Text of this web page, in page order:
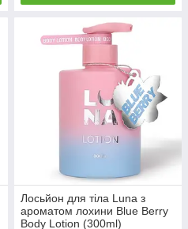
Лосьйон для тіла Luna з
ароматом лохини Blue Berry
Body Lotion (300ml)